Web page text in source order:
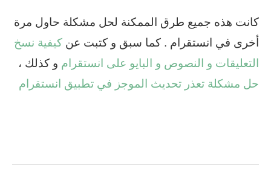
كانت هذه جميع طرق الممكنة لحل مشكلة حاول مرة
أخرى في انستقرام . كما سبق و كتبت عن كيفية نسخ
التعليقات و النصوص و البايو على انستقرام و كذلك ،
حل مشكلة تعذر تحديث الموجز في تطبيق انستقرام